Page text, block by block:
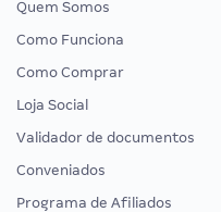
Quem Somos
Como Funciona
Como Comprar
Loja Social
Validador de documentos
Conveniados
Programa de Afiliados